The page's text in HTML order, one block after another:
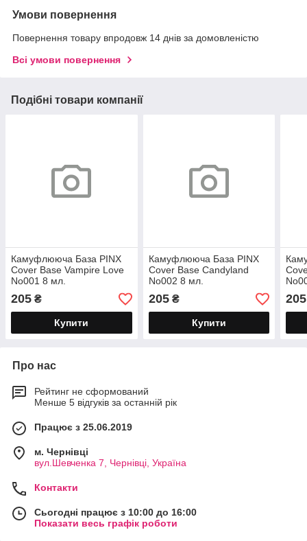
Умови повернення
Повернення товару впродовж 14 днів за домовленістю
Всі умови повернення
Подібні товари компанії
Камуфлююча База PINX
Cover Base Vampire Love
No001 8 мл.
205 ₴
Купити
Камуфлююча База PINX
Cover Base Candyland
No002 8 мл.
205₴
Купити
205
Про нас
Рейтинг не сформований
Менше 5 відгуків за останній рік
Працює з 25.06.2019
м. Чернівці
вул.Шевченка 7, Чернівці, Україна
Контакти
Сьогодні працює з 10:00 до 16:00
Показати весь графік роботи